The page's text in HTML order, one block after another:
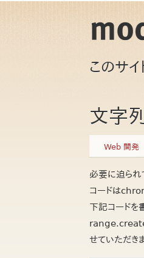
このサ
文字
Web 開発
必要に迫ら
コードは
下記コード
せていただき